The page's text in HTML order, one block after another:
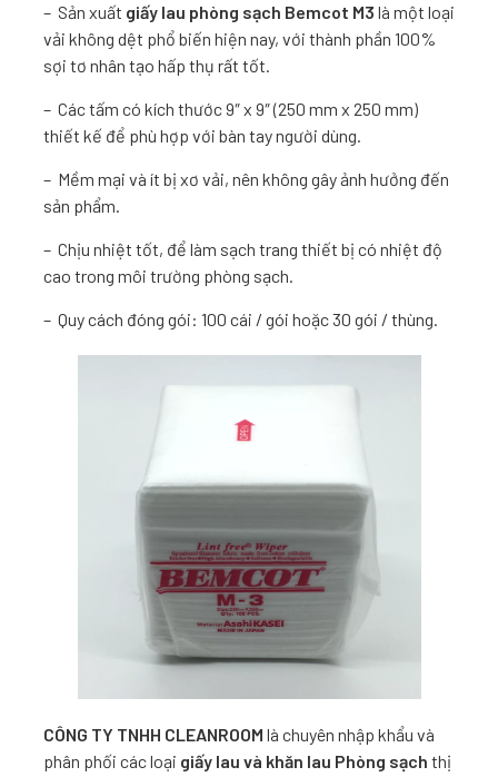
– Sản xuất giấy lau phòng sạch Bemcot M3 là một loại
vải không dệt phổ biến hiện nay, với thành phần 100%
sợi tơ nhân tạo hấp thụ rất tốt.
– Các tấm có kích thước 9″ x 9″ (250 mm x 250 mm)
thiết kế để phù hợp với bàn tay người dùng.
– Mềm mại và ít bị xơ vải, nên không gây ảnh hưởng đến
sản phẩm.
– Chịu nhiệt tốt, để làm sạch trang thiết bị có nhiệt độ
cao trong môi trường phòng sạch.
– Quy cách đóng gói: 100 cái / gói hoặc 30 gói / thùng.
CÔNG TY TNHH CLEANROOM là chuyên nhập khẩu và
phân phối các loại giấy lau và khăn lau Phòng sạch thị